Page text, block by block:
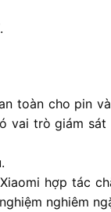
toàn cho pin
vai trò giám
hợp tác
nghiêm